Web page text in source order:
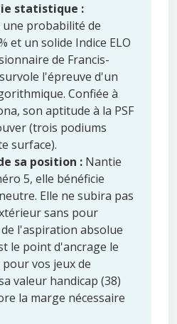
statistique :
une probabilité de
et un solide Indice ELO
de Francis-
l'épreuve d'un
Confiée à
son aptitude à la PSF
(trois podiums
surface).
sa position : Nantie
5, elle bénéficie
Elle ne subira pas
sans pour
l'aspiration absolue
le point d'ancrage le
vos jeux de
valeur handicap (38)
la marge nécessaire